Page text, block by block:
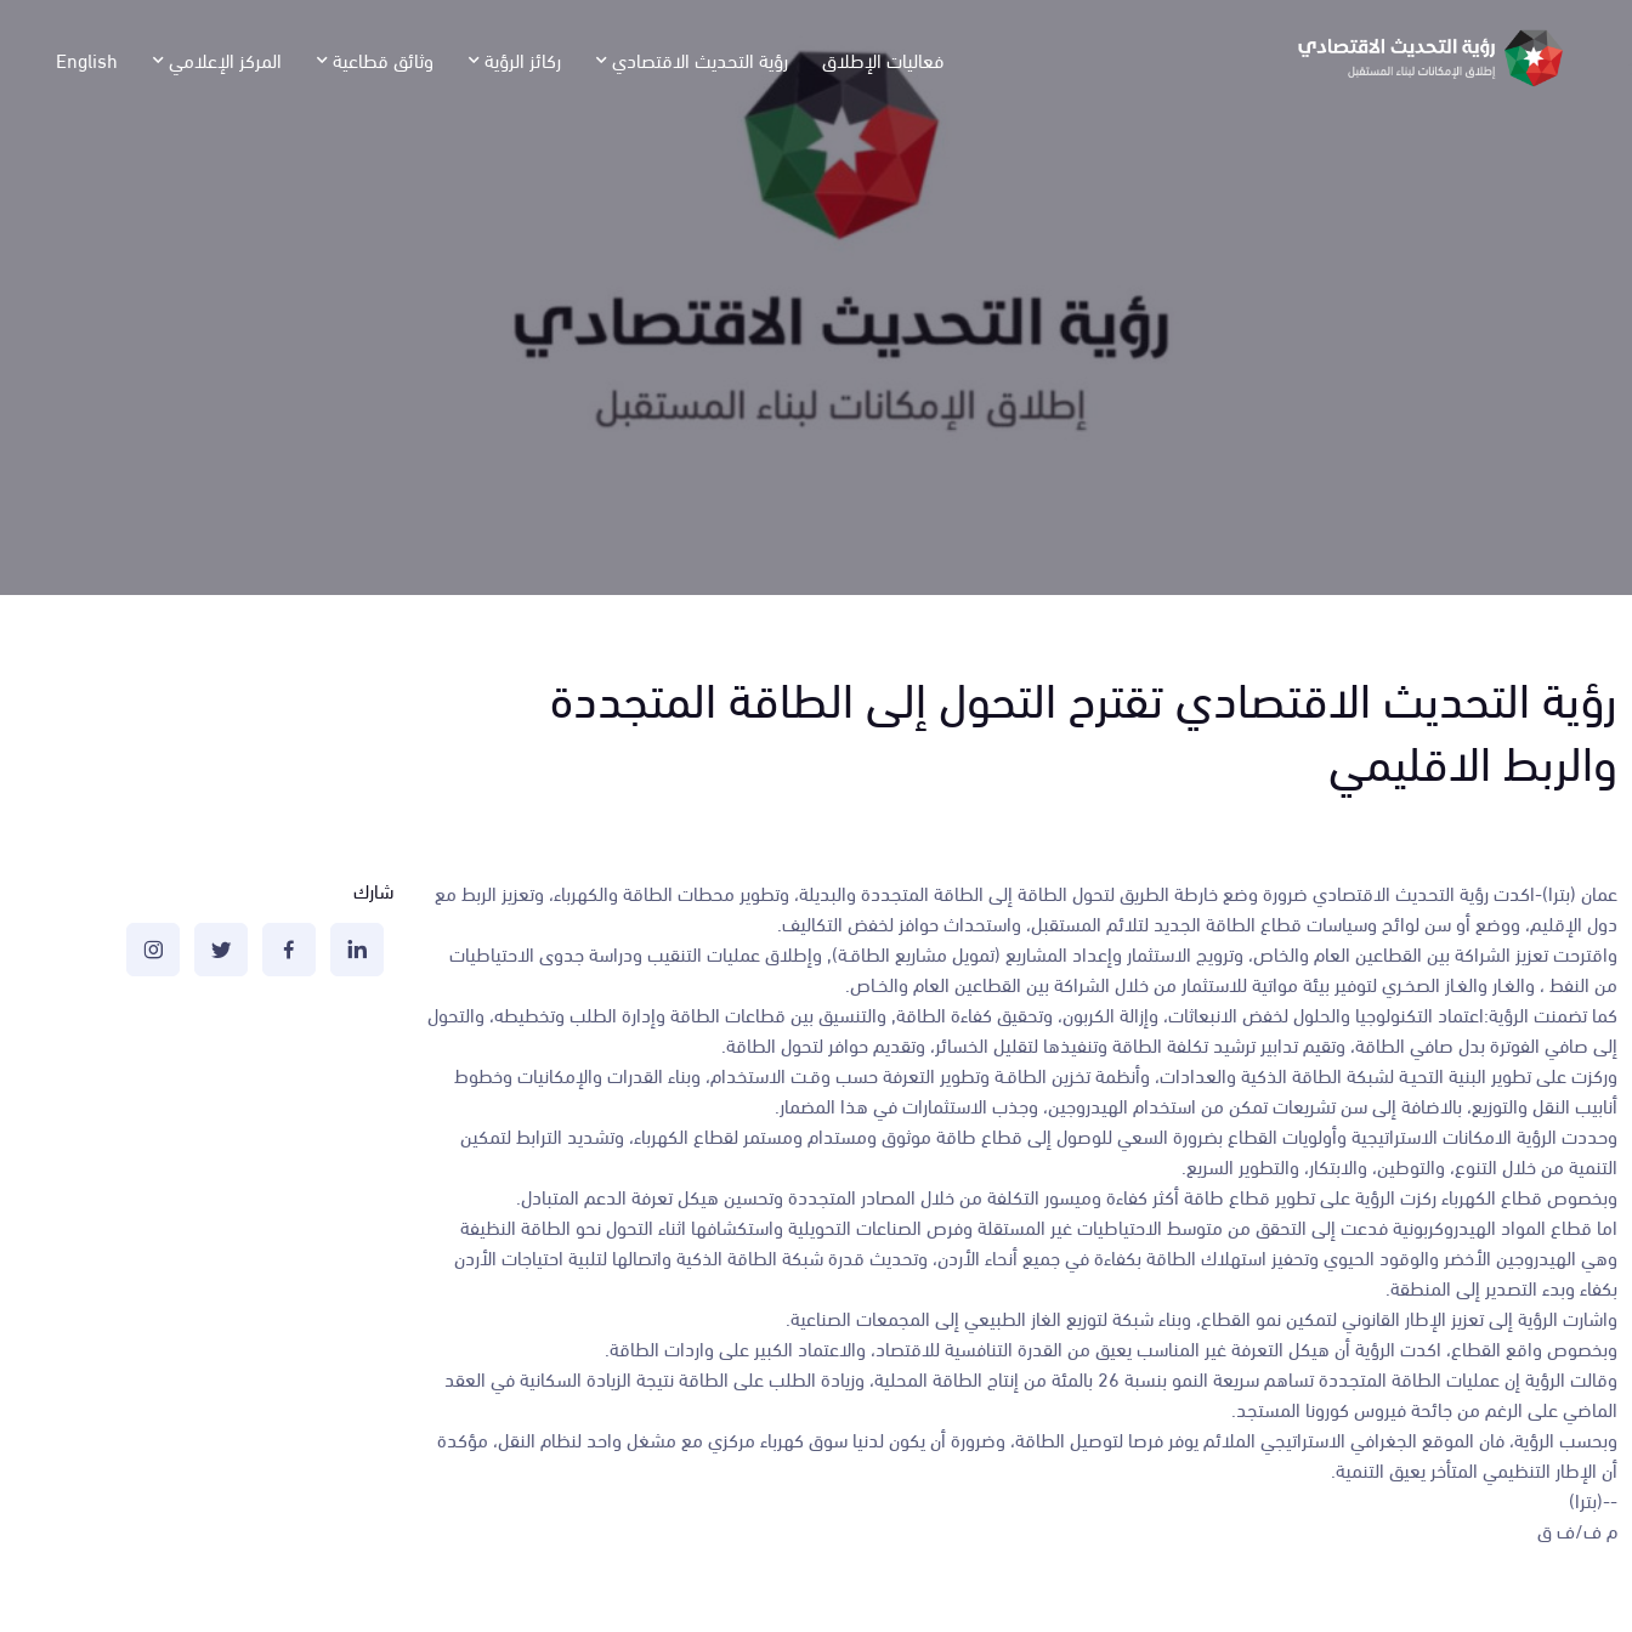
فعاليات الإطلاق رؤية التحديث الاقتصادي ركائز الرؤية وثائق قطاعية المركز الإعلامي English
رؤية التحديث الاقتصادي تقترح التحول إلى الطاقة المتجددة
والربط الاقليمي
عمان (بترا)-اكدت رؤية التحديث الاقتصادي ضرورة وضع خارطة الطريق لتحول الطاقة إلى الطاقة المتجددة والبديلة، وتطوير محطات الطاقة والكهرباء، وتعزيز الربط مع
دول الإقليم، ووضع أو سن لوائح وسياسات قطاع الطاقة الجديد لتلائم المستقبل، واستحداث حوافز لخفض التكاليف.
واقترحت تعزيز الشراكة بين القطاعين العام والخاص، وترويج الاستثمار وإعداد المشاريع (تمويل مشاريع الطاقـة), وإطلاق عمليات التنقيب ودراسة جدوى الاحتياطيات
من النفط ، والغـار والغـاز الصخـري لتوفير بيئة مواتية للاستثمار من خلال الشراكة بين القطاعين العام والخـاص.
كما تضمنت الرؤية:اعتماد التكنولوجيا والحلول لخفض الانبعاثات، وإزالة الكربون، وتحقيق كفاءة الطاقة, والتنسيق بين قطاعات الطاقة وإدارة الطلب وتخطيطه، والتحول
إلى صافي الفوترة بدل صافي الطاقة، وتقيم تدابير ترشيد تكلفة الطاقة وتنفيذها لتقليل الخسائر، وتقديم حوافر لتحول الطاقة.
وركزت على تطوير البنية التحيـة لشبكة الطاقة الذكية والعدادات، وأنظمة تخزين الطاقـة وتطوير التعرفة حسب وقـت الاستخدام، وبناء القدرات والإمكانيات وخطوط
أنابيب النقل والتوزيع، بالاضافة إلى سن تشريعات تمكن من استخدام الهيدروجين، وجذب الاستثمارات في هذا المضمار.
وحددت الرؤية الامكانات الاستراتيجية وأولويات القطاع بضرورة السعي للوصول إلى قطاع طاقة موثوق ومستدام ومستمر لقطاع الكهرباء، وتشديد الترابط لتمكين
التنمية من خلال التنوع، والتوطين، والابتكار، والتطوير السريع.
وبخصوص قطاع الكهرباء ركزت الرؤية على تطوير قطاع طاقة أكثر كفاءة وميسور التكلفة من خلال المصادر المتجددة وتحسين هيكل تعرفة الدعم المتبادل.
اما قطاع المواد الهيدروكربونية فدعت إلى التحقق من متوسط الاحتياطيات غير المستقلة وفرص الصناعات التحويلية واستكشافها اثناء التحول نحو الطاقة النظيفة
وهي الهيدروجين الأخضر والوقود الحيوي وتحفيز استهلاك الطاقة بكفاءة في جميع أنحاء الأردن، وتحديث قدرة شبكة الطاقة الذكية واتصالها لتلبية احتياجات الأردن
بكفاء وبدء التصدير إلى المنطقة.
واشارت الرؤية إلى تعزيز الإطار القانوني لتمكين نمو القطاع، وبناء شبكة لتوزيع الغاز الطبيعي إلى المجمعات الصناعية.
وبخصوص واقع القطاع، اكدت الرؤية أن هيكل التعرفة غير المناسب يعيق من القدرة التنافسية للاقتصاد، والاعتماد الكبير على واردات الطاقة.
وقالت الرؤية إن عمليات الطاقة المتجددة تساهم سريعة النمو بنسبة 26 بالمئة من إنتاج الطاقة المحلية، وزيادة الطلب على الطاقة نتيجة الزيادة السكانية في العقد
الماضي على الرغم من جائحة فيروس كورونا المستجد.
وبحسب الرؤية، فان الموقع الجغرافي الاستراتيجي الملائم يوفر فرصا لتوصيل الطاقة، وضرورة أن يكون لدنيا سوق كھرباء مرکزي مع مشغل واحد لنظام النقل، مؤكدة
أن الإطار التنظيمي المتأخر يعيق التنمية.
--(بترا)
م ف/ف ق
شارك